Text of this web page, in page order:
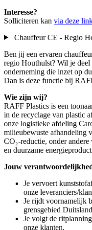
Interesse?
Solliciteren kan via deze
Chauffeur CE - Regio
Ben jij een ervaren
regio Houthulst? Wil je
onderneming die inzet op
Dan is deze functie bij
Wie zijn wij?
RAFF Plastics is een
in de recyclage van plastic
onze logistieke afdeling
milieubewuste afhandeling
CO₂-reductie, onder
en duurzame
Jouw
Je vervoert
onze leveranciers/
Je rijdt voornamelijk
grensgebied
Je volgt de
onze klanten.